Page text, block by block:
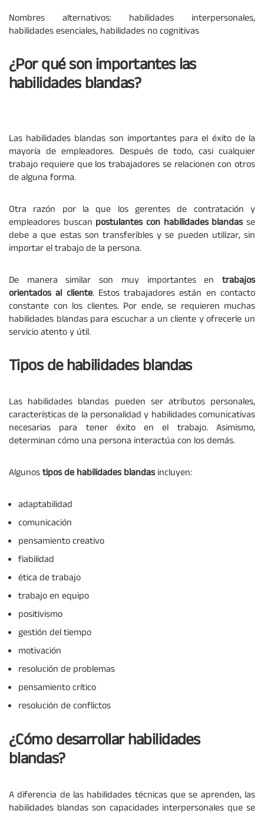
Nombres alternativos: habilidades interpersonales,
habilidades esenciales, habilidades no cognitivas
¿Por qué son importantes las
habilidades blandas?
Las habilidades blandas son importantes para el éxito de la
mayoría de empleadores. Después de todo, casi cualquier
trabajo requiere que los trabajadores se relacionen con otros
de alguna forma.
Otra razón por la que los gerentes de contratación y
empleadores buscan postulantes con habilidades blandasse
debe a que estas son transferibles y se pueden utilizar, sin
importar el trabajo de la persona.
De manera similar son muy importantes en trabajos
orientados al cliente. Estos trabajadores están en contacto
constante con los clientes. Por ende, se requieren muchas
habilidades blandas para escuchar a un cliente y ofrecerle un
servicio atento y útil.
Tipos de habilidades blandas
Las habilidades blandas pueden ser atributos personales,
características de la personalidad y habilidades comunicativas
necesarias para tener éxito en el trabajo. Asimismo,
determinan cómo una persona interactúa con los demás.
Algunostipos de habilidades blandasincluyen:
adaptabilidad
comunicación
pensamiento creativo
fiabilidad
ética de trabajo
trabajo en equipo
positivismo
gestión del tiempo
motivación
resolución de problemas
pensamiento crítico
resolución de conflictos
¿Cómo desarrollar habilidades
blandas?
A diferencia de las habilidades técnicas que se aprenden, las
habilidades blandas son capacidades interpersonales que se